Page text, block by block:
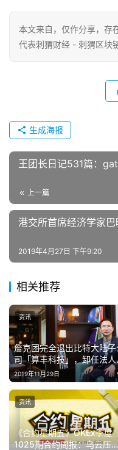
本文来自 ，仅作分享，存
代表刺猬财经 - 刺猬区块
生成海报
王团长日记531篇：
上一篇
港交所首席经济学家
2019年4月27日 下午9:20
相关推荐
詹克团完全退出比特大陆子
司「算丰科技」，卸任法人
再卸任经理一职
2019年11月29日
资讯
《合约星期五》OKEx季度
1025期合约周报：乌云压
资讯